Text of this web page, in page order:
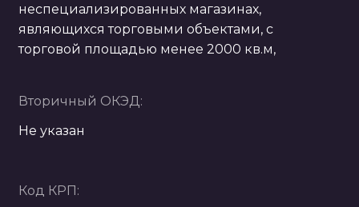
неспециализированных магазинах,
являющихся торговыми объектами, с
торговой площадью менее 2000 кв.м,
Вторичный ОКЭД:
Не указан
Код КРП: